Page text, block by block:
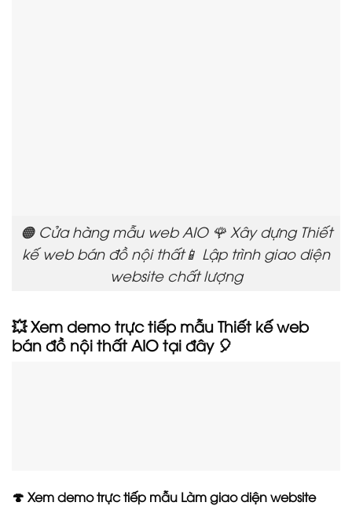
🟠 Cửa hàng mẫu web AIO 🌹 Xây dựng Thiết
kế web bán đồ nội thất📱 Lập trình giao diện
website chất lượng
💥 Xem demo trực tiếp mẫu Thiết kế web
bán đồ nội thất AIO tại đây 🎈
🍄 Xem demo trực tiếp mẫu Làm giao diện website